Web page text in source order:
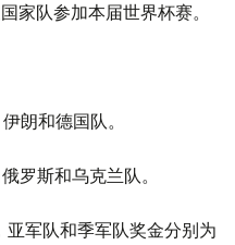
家队参加本届世界杯赛。
朗和德国队。
罗斯和乌克兰队。
军队和季军队奖金分别为